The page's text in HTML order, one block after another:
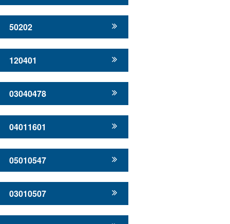
50202
120401
03040478
04011601
05010547
03010507